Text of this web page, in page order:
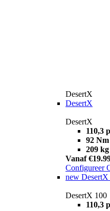
DesertX
DesertX
DesertX
110,3
92 Nm
209 kg
Vanaf
Configureer
new DesertX
DesertX 100
110,3